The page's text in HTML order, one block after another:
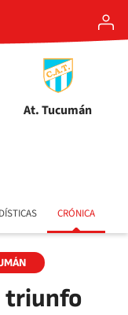
At. Tucumán
CRÓNICA
triunfo